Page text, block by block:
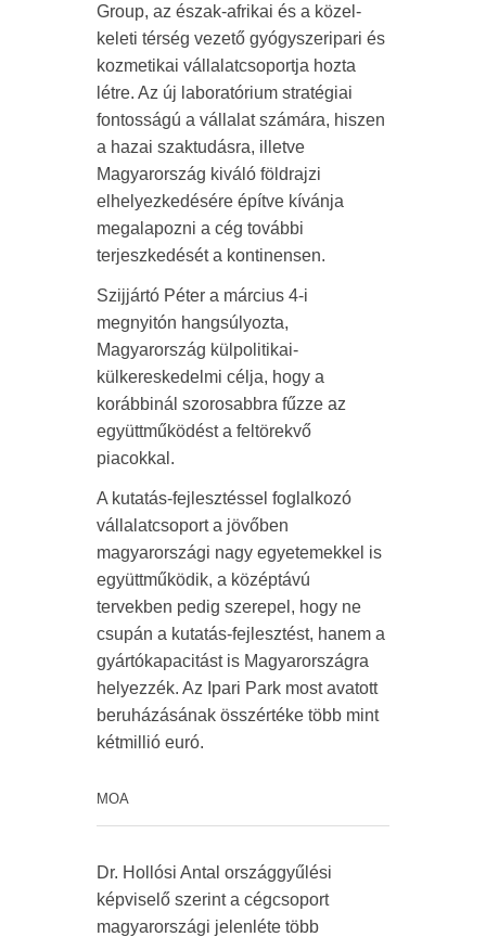
Group, az észak-afrikai és a közel-
keleti térség vezető gyógyszeripari és
kozmetikai vállalatcsoportja hozta
létre. Az új laboratórium stratégiai
fontosságú a vállalat számára, hiszen
a hazai szaktudásra, illetve
Magyarország kiváló földrajzi
elhelyezkedésére építve kívánja
megalapozni a cég további
terjeszkedését a kontinensen.
Szijjártó Péter a március 4-i
megnyitón hangsúlyozta,
Magyarország külpolitikai-
külkereskedelmi célja, hogy a
korábbinál szorosabbra fűzze az
együttműködést a feltörekvő
piacokkal.
A kutatás-fejlesztéssel foglalkozó
vállalatcsoport a jövőben
magyarországi nagy egyetemekkel is
együttműködik, a középtávú
tervekben pedig szerepel, hogy ne
csupán a kutatás-fejlesztést, hanem a
gyártókapacitást is Magyarországra
helyezzék. Az Ipari Park most avatott
beruházásának összértéke több mint
kétmillió euró.
MOA
Dr. Hollósi Antal országgyűlési
képviselő szerint a cégcsoport
magyarországi jelenléte több